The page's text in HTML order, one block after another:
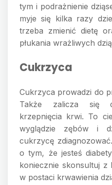
tym i podrażnienie
myje się kilka razy
trzeba zmienić dietę
płukania wrażliwych
Cukrzyca
Cukrzyca prowadzi do
Także zalicza się
krzepnięcia krwi. To
wyglądzie zębów i
cukrzycę
o tym, że jesteś
koniecznie skonsultuj z
w postaci krwawienia